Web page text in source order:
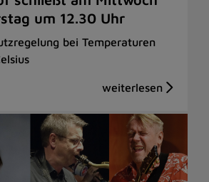
um 12.30 Uhr
bei Temperaturen